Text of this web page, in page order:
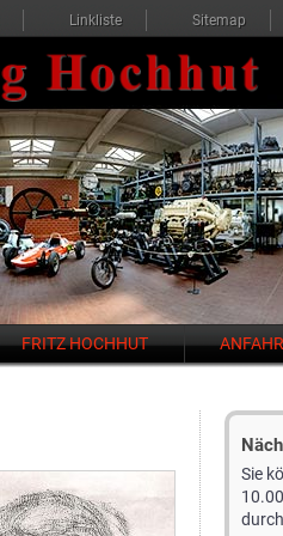
Linkliste Sitemap
FRITZ HOCHHUT
Sie